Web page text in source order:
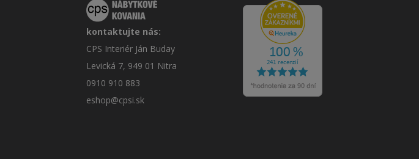
kontaktujte nás:
CPS Interiér Ján Buday
Levická 7, 949 01 Nitra
0910 910 883
eshop@cpsi.sk